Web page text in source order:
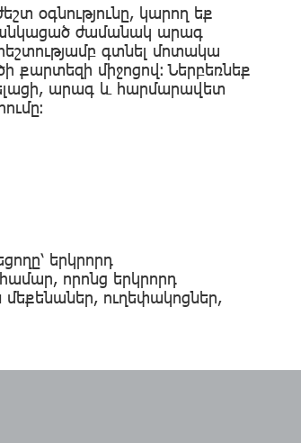
օգնությունը, կարող եք
ժամանակ արագ
գտնել մոտակա
քարտեզի միջոցով։ Ներբեռնեք
արագ և հարմարավետ
երկրորդ
որոնց երկրորդ
ուղեփակոցներ,